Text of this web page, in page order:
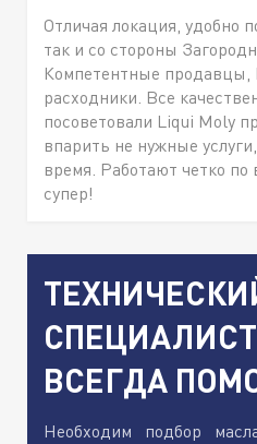
Отличая локация, удобно
так и со стороны
Компетентные продавцы,
расходники. Все
посоветовали Liqui Moly
впарить не нужные
время. Работают четко
супер!
СПЕЦИАЛИСТ
ВСЕГДА
Необходим подбор